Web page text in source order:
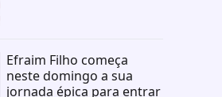
Efraim Filho começa
neste domingo a sua
jornada épica para entrar